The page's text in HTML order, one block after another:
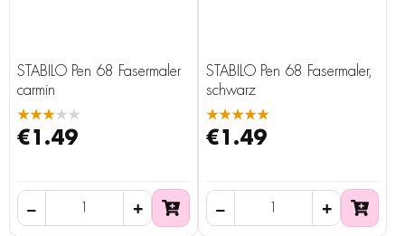
STABILO Pen 68 Fasermaler
carmin
★★★★★
€1.49
STABILO Pen 68 Fasermaler,
schwarz
★★★★★
€1.49